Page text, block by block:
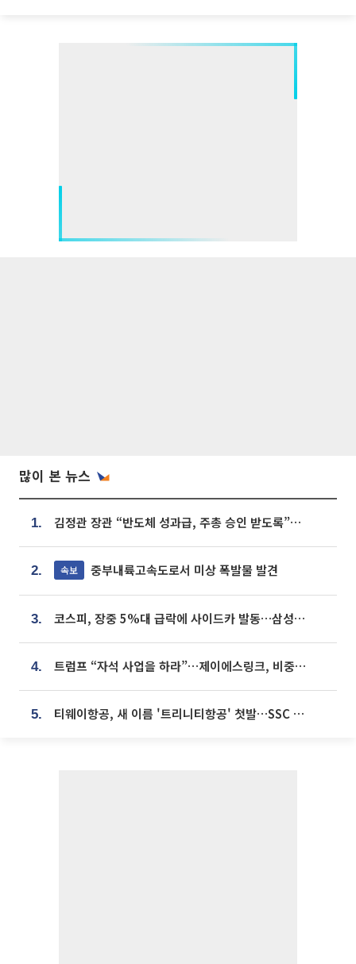
많이 본 뉴스
1. 김정관 장관 “반도체 성과급, 주총 승인 받도록”…상법·자본시장법 개정 시사
2. 속보 중부내륙고속도로서 미상 폭발물 발견
3. 코스피, 장중 5%대 급락에 사이드카 발동…삼성·SK 동반 폭락
4. 트럼프 “자석 사업을 하라”…제이에스링크, 비중국 영구자석 공급망 구축 속도
5. 티웨이항공, 새 이름 '트리니티항공' 첫발…SSC 전략 본격화